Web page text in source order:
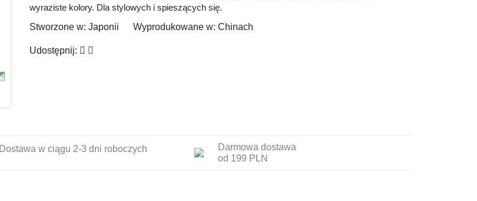
wyraziste kolory. Dla stylowych i spieszących się.
Stworzone w: Japonii Wyprodukowane w: Chinach
Udostępnij:
Dostawa w ciągu 2-3 dni roboczych
Darmowa dostawa
od 199 PLN